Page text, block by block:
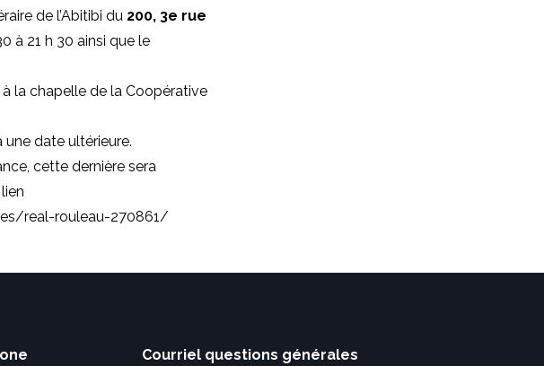
de l’Abitibi du 200, 3e rue
à 21 h 30 ainsi que le
la chapelle de la Coopérative
une date ultérieure.
cette dernière sera
real-rouleau-270861/
Courriel questions générales